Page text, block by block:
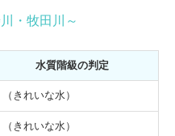
・牧田川～
水質階級の判定
（きれいな水）
（きれいな水）